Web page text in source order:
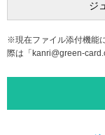
※現在ファイル添付機能
際は「kanri@green-